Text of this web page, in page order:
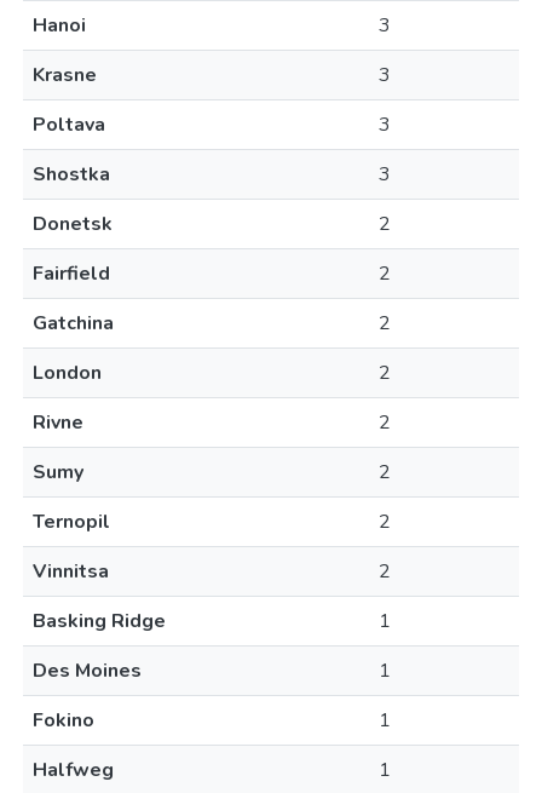
Hanoi
3
Krasne
3
Poltava
3
Shostka
3
Donetsk
2
Fairfield
2
Gatchina
2
London
2
Rivne
2
Sumy
2
Ternopil
2
Vinnitsa
2
Basking Ridge
1
Des Moines
1
Fokino
1
Halfweg
1